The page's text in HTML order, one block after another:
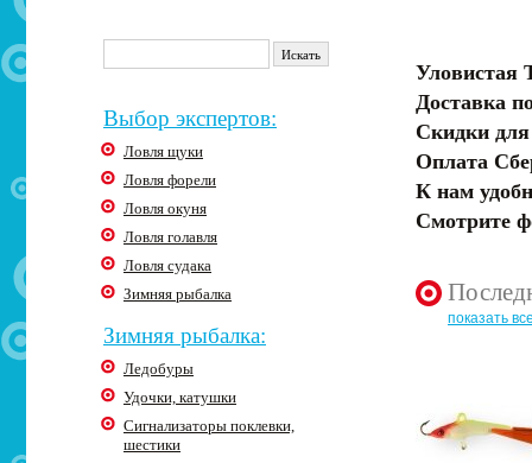
Выбор экспертов:
Ловля щуки
Ловля форели
Ловля окуня
Ловля голавля
Ловля судака
Зимняя рыбалка
Зимняя рыбалка:
Ледобуры
Удочки, катушки
Сигнализаторы поклевки,
шестики
Уловистая
Доставка
Скидки
Оплата
К нам
Смотрите
показать